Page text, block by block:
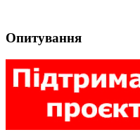
Опитування